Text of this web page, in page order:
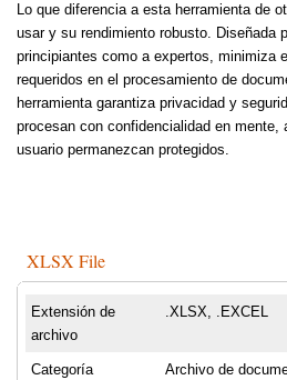
Lo que diferencia a esta herramienta de
usar y su rendimiento robusto. Diseñada
principiantes como a expertos, minimiza
requeridos en el procesamiento de
herramienta garantiza privacidad y
procesan con confidencialidad en mente,
usuario permanezcan protegidos.
XLSX File
Extensión de
archivo
.XLSX, .EXCEL
Categoría Archivo de